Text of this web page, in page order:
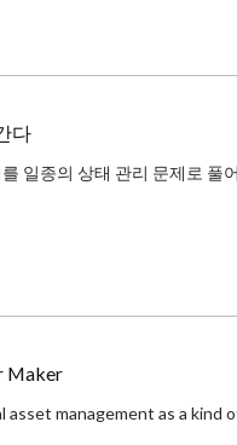
다
Maker